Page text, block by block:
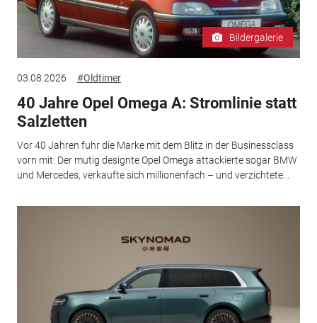
Bildergalerie
03.08.2026 #Oldtimer
40 Jahre Opel Omega A: Stromlinie statt
Salzletten
Vor 40 Jahren fuhr die Marke mit dem Blitz in der Businessclass
vorn mit: Der mutig designte Opel Omega attackierte sogar BMW
und Mercedes, verkaufte sich millionenfach – und verzichtete...